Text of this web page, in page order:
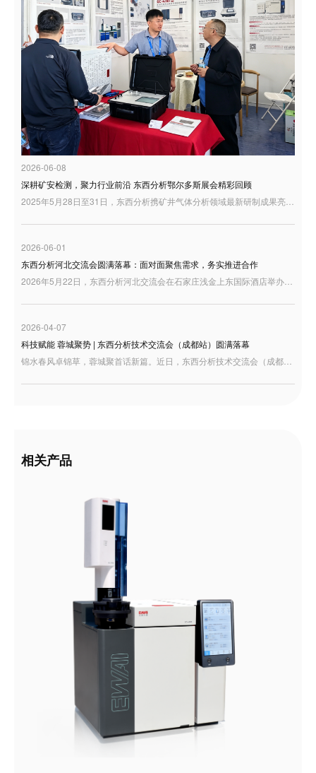
2026-06-08
深耕矿安检测，聚力行业前沿 东西分析鄂尔多斯展会精彩回顾
2026-06-01
东西分析河北交流会圆满落幕：面对面聚焦需求，务实推进合作
2026-04-07
科技赋能 蓉城聚势 | 东西分析技术交流会（成都站）圆满落幕
相关产品